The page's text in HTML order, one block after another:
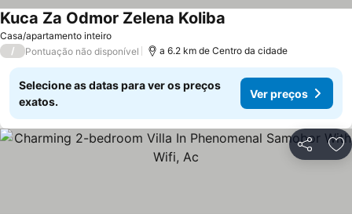
Casa/apartamento inteiro
Kuca Za Odmor Zelena Koliba
/ Pontuação não disponível a 6.2 km de Centro da cidade
Selecione as datas para ver os preços
exatos.
Ver preços
Partilhar